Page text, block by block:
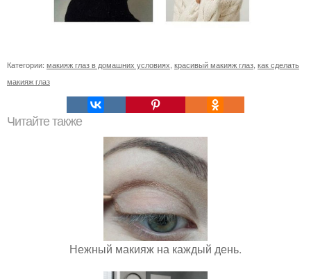
Категории: макияж глаз в домашних условиях красивый макияж глаз как сделать
макияж глаз
Читайте также
Нежный макияж на каждый день.